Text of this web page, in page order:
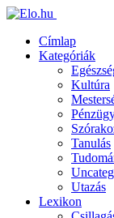
Címlap
Kategóriák
Kultúra
Tanulás
Utazás
Lexikon